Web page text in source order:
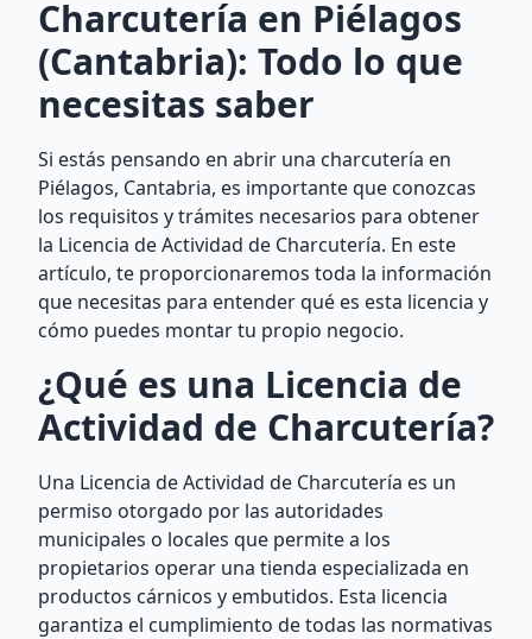
Charcutería en Piélagos
(Cantabria): Todo lo que
necesitas saber
Si estás pensando en abrir una charcutería en
Piélagos, Cantabria, es importante que conozcas
los requisitos y trámites necesarios para obtener
la Licencia de Actividad de Charcutería. En este
artículo, te proporcionaremos toda la información
que necesitas para entender qué es esta licencia y
cómo puedes montar tu propio negocio.
¿Qué es una Licencia de
Actividad de Charcutería?
Una Licencia de Actividad de Charcutería es un
permiso otorgado por las autoridades
municipales o locales que permite a los
propietarios operar una tienda especializada en
productos cárnicos y embutidos. Esta licencia
garantiza el cumplimiento de todas las normativas